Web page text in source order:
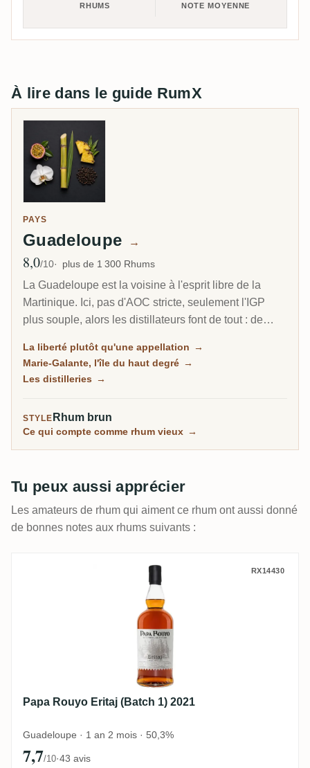
RHUMS NOTE MOYENNE
À lire dans le guide RumX
PAYS
Guadeloupe →
Note moyenne
8,0/10 plus de 1 300 Rhums
La Guadeloupe est la voisine à l'esprit libre de la
Martinique. Ici, pas d'AOC stricte, seulement l'IGP
plus souple, alors les distillateurs font de tout : de
mélasse plus riche, et sur la petite île de Marie-
Galante, certains des rhums les plus puissants des
La liberté plutôt qu'une appellation →
Marie-Galante, l'île du haut degré →
Les distilleries →
STYLE Rhum brun
Ce qui compte comme rhum vieux →
Tu peux aussi apprécier
Les amateurs de rhum qui aiment ce rhum ont aussi donné
de bonnes notes aux rhums suivants :
Papa Rouyo Eritaj (Batch 1) 2021 RX14430
Papa Rouyo Eritaj (Batch 1) 2021
Guadeloupe · 1 an 2 mois · 50,3%
7,7/10·43 avis